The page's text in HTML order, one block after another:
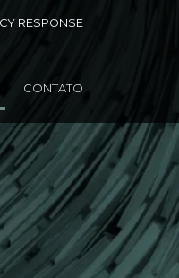
RESPONSE
CONTATO